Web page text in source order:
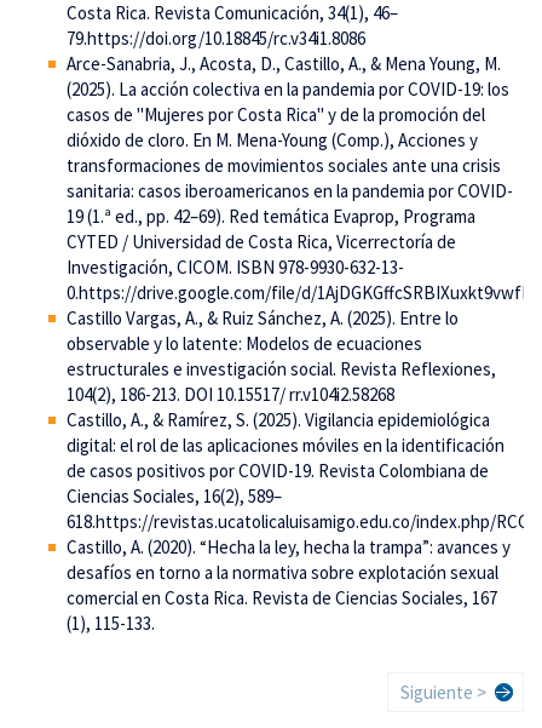
Costa Rica. Revista Comunicación, 34(1), 46–
79.https://doi.org/10.18845/rc.v34i1.8086
Arce-Sanabria, J., Acosta, D., Castillo, A., & Mena Young, M.
(2025). La acción colectiva en la pandemia por COVID-19: los
casos de "Mujeres por Costa Rica" y de la promoción del
dióxido de cloro. En M. Mena-Young (Comp.), Acciones y
transformaciones de movimientos sociales ante una crisis
sanitaria: casos iberoamericanos en la pandemia por COVID-
19 (1.ª ed., pp. 42–69). Red temática Evaprop, Programa
CYTED / Universidad de Costa Rica, Vicerrectoría de
Investigación, CICOM. ISBN 978-9930-632-13-
0.https://drive.google.com/file/d/
Castillo Vargas, A., & Ruiz Sánchez, A. (2025). Entre lo
observable y lo latente: Modelos de ecuaciones
estructurales e investigación social. Revista Reflexiones,
104(2), 186-213. DOI 10.15517/ rr.v104i2.58268
Castillo, A., & Ramírez, S. (2025). Vigilancia epidemiológica
digital: el rol de las aplicaciones móviles en la identificación
de casos positivos por COVID-19. Revista Colombiana de
Ciencias Sociales, 16(2), 589–
618.https://revistas.ucatolicaluisamigo.edu.co/index.php/
Castillo, A. (2020). “Hecha la ley, hecha la trampa”: avances y
desafíos en torno a la normativa sobre explotación sexual
comercial en Costa Rica. Revista de Ciencias Sociales, 167
(1), 115-133.
Siguiente
Siguiente >